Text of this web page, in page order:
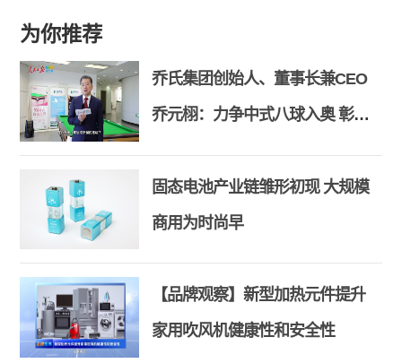
为你推荐
乔氏集团创始人、董事长兼CEO
乔元栩：力争中式八球入奥 彰显
和合共生精神
固态电池产业链雏形初现 大规模
商用为时尚早
【品牌观察】新型加热元件提升
家用吹风机健康性和安全性